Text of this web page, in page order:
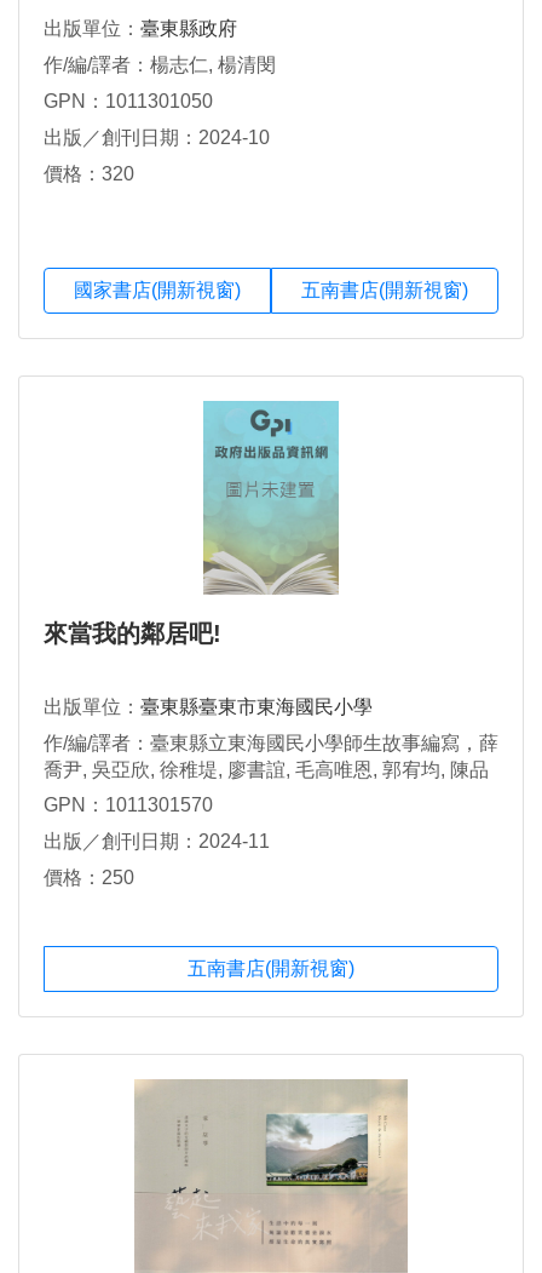
出版單位： 臺東縣政府
作/編/譯者：楊志仁, 楊清閔
GPN：1011301050
出版／創刊日期：2024-10
價格：320
國家書店(開新視窗) 五南書店(開新視窗)
來當我的鄰居吧!
出版單位： 臺東縣臺東市東海國民小學
作/編/譯者：臺東縣立東海國民小學師生故事編寫，薛
喬尹, 吳亞欣, 徐稚堤, 廖書誼, 毛高唯恩, 郭宥均, 陳品
霏, 李唯丞, 孫瑋呈繪圖
GPN：1011301570
出版／創刊日期：2024-11
價格：250
五南書店(開新視窗)